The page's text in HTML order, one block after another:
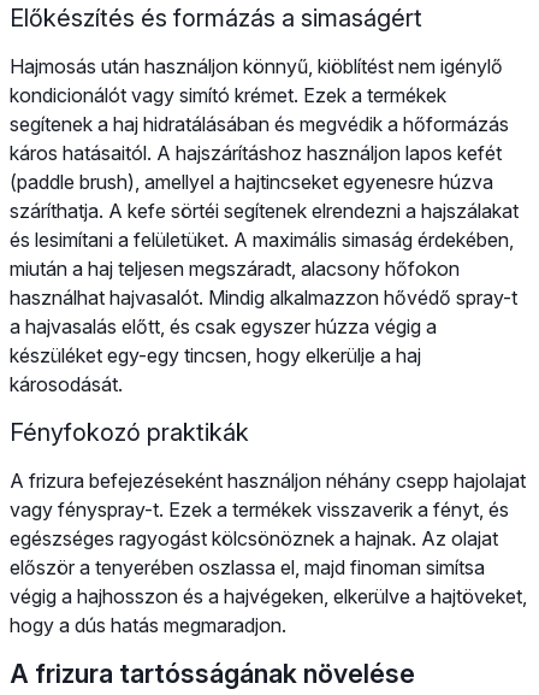
Előkészítés és formázás a simaságért
Hajmosás után használjon könnyű, kiöblítést nem igénylő
kondicionálót vagy simító krémet. Ezek a termékek
segítenek a haj hidratálásában és megvédik a hőformázás
káros hatásaitól. A hajszárításhoz használjon lapos kefét
(paddle brush), amellyel a hajtincseket egyenesre húzva
száríthatja. A kefe sörtéi segítenek elrendezni a hajszálakat
és lesimítani a felületüket. A maximális simaság érdekében,
miután a haj teljesen megszáradt, alacsony hőfokon
használhat hajvasalót. Mindig alkalmazzon hővédő spray-t
a hajvasalás előtt, és csak egyszer húzza végig a
készüléket egy-egy tincsen, hogy elkerülje a haj
károsodását.
Fényfokozó praktikák
A frizura befejezéseként használjon néhány csepp hajolajat
vagy fényspray-t. Ezek a termékek visszaverik a fényt, és
egészséges ragyogást kölcsönöznek a hajnak. Az olajat
először a tenyerében oszlassa el, majd finoman simítsa
végig a hajhosszon és a hajvégeken, elkerülve a hajtöveket,
hogy a dús hatás megmaradjon.
A frizura tartósságának növelése